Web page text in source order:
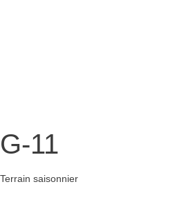
G-11
Terrain saisonnier